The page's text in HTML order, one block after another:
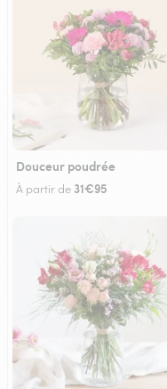
Douceur poudrée
À partir de 31€95